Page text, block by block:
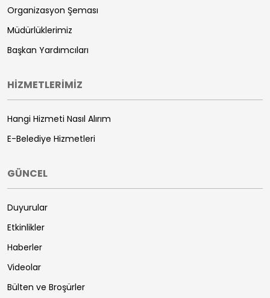
Organizasyon Şeması
Müdürlüklerimiz
Başkan Yardımcıları
HİZMETLERİMİZ
Hangi Hizmeti Nasıl Alırım
E-Belediye Hizmetleri
GÜNCEL
Duyurular
Etkinlikler
Haberler
Videolar
Bülten ve Broşürler